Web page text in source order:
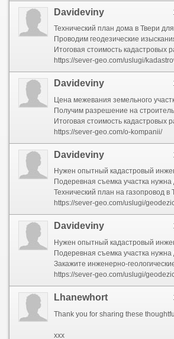
Davideviny
Проводим геодезические изыскания в Твери и Пролетарском. Используем
Итоговая стоимость кадастровых работ в Твери зависит от срочности.
https://sever-geo.com/uslugi/kadastrovye-raboty/tehnicheskij-
Davideviny
Получим разрешение на строительство в Твери для многоквартирного дома. Сами
Итоговая стоимость кадастровых работ в Твери зависит от вида объекта. Минимальный
https://sever-geo.com/o-kompanii/
Davideviny
Подеревная съемка участка нужна для строительства на особо охраняемых территориях.
Технический план на газопровод в Твери оформим на линейный объект. Укажем
https://sever-geo.com/uslugi/geodezicheskie-
Davideviny
Подеревная съемка участка нужна для суда с соседями. Даем заключение о
Закажите инженерно-геологические изыскания в Твери до начала котлована.
https://sever-geo.com/uslugi/geodezicheskie-
Lhanewhort
xxx